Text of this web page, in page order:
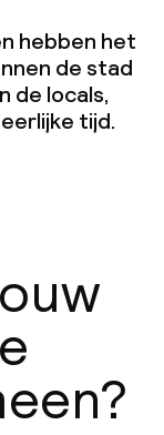
hebben het
de stad
de locals,
tijd.